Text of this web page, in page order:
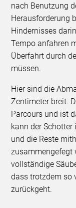
nach Benutzung
Herausforderung
Hindernisses
Tempo anfahren
Überfahrt durch
müssen.
Hier sind die
Zentimeter breit.
Parcours und ist
kann der
und die Reste
zusammengefegt
vollständige
dass trotzdem so
zurückgeht.